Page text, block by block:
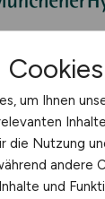
Cookies
um Ihnen
die Nutzung
andere
und